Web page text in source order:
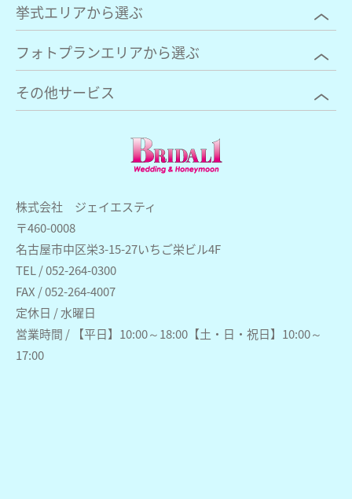
株式会社 ジェイエスティ
〒460-0008
名古屋市中区栄3-15-27いちご栄ビル4F
TEL / 052-264-0300
FAX / 052-264-4007
定休日 / 水曜日
営業時間 / 【平日】10:00～18:00【土・日・祝日】10:00～
17:00
挙式エリアから選ぶ
フォトプランエリアから選ぶ
その他サービス